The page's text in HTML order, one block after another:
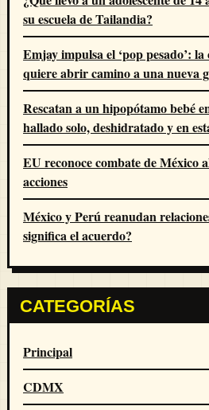
su escuela de Tailandia?
Emjay impulsa el ‘pop pesado’:
quiere abrir camino a una nueva
Rescatan a un hipopótamo bebé
hallado solo, deshidratado y en
EU reconoce combate de México
acciones
México y Perú reanudan
significa el acuerdo?
CATEGORÍAS
Principal
CDMX